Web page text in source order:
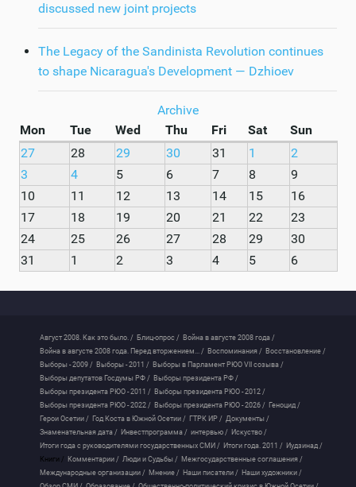
discussed new joint projects
The Legacy of the Sandinista Revolution continues
to shape Nicaragua's Development — Dzhioev
Archive
Mon
Tue Wed Thu Fri Sat
Sun
27
28 29 30 31 1
2
3
4 5 6 7 8
9
10
11 12 13 14 15
16
17
18 19 20 21 22
23
24
25 26 27 28 29
30
31
1 2 3 4 5 6
Август 2008. Как это было. / Блиц-опрос / Война в августе 2008 года /
Война в августе 2008 года. Перед вторжением... / Воспоминания / Восстановление /
Выборы - 2009 / Выборы - 2011 / Выборы в Парламент РЮО VII созыва /
Выборы депутатов Госдумы РФ / Выборы президента РФ /
Выборы президента РЮО - 2011 / Выборы президента РЮО - 2012 /
Выборы президента РЮО - 2022 / Выборы президента РЮО - 2026 / Геноцид /
Герои Осетии / Год Коста в Южной Осетии / ГТРК ИР / Документы /
Знаменательная дата / Инвестпрограмма / интервью / Искуство /
Итоги года с руководителями государственных СМИ / Итоги года. 2011 / Иудзинад /
Книги / Комментарии / Люди и Судьбы / Межгосударственные соглашения /
Международные организации / Мнение / Наши писатели / Наши художники /